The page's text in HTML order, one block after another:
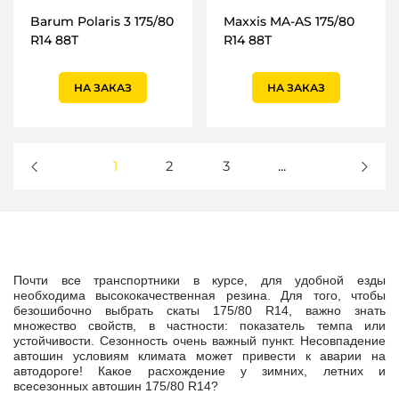
Barum Polaris 3 175/80
R14 88T
НА ЗАКАЗ
Maxxis MA-AS 175/80
R14 88T
НА ЗАКАЗ
1 2 3 ...
Почти все транспортники в курсе, для удобной езды
необходима высококачественная резина. Для того, чтобы
безошибочно выбрать скаты 175/80 R14, важно знать
множество свойств, в частности: показатель темпа или
устойчивости. Сезонность очень важный пункт. Несовпадение
автошин условиям климата может привести к аварии на
автодороге! Какое расхождение у зимних, летних и
всесезонных автошин 175/80 R14?